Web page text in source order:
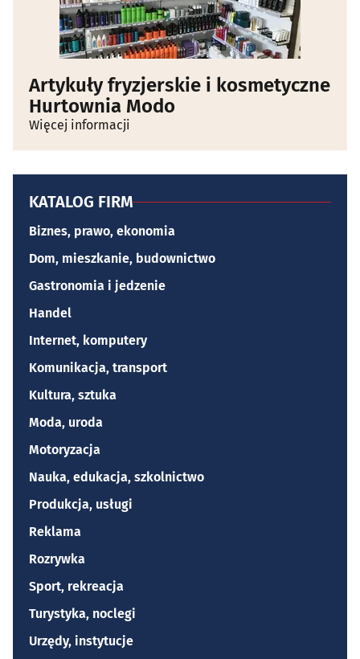
Artykuły fryzjerskie i kosmetyczne
Hurtownia Modo
Więcej informacji
KATALOG FIRM
Biznes, prawo, ekonomia
Dom, mieszkanie, budownictwo
Gastronomia i jedzenie
Handel
Internet, komputery
Komunikacja, transport
Kultura, sztuka
Moda, uroda
Motoryzacja
Nauka, edukacja, szkolnictwo
Produkcja, usługi
Reklama
Rozrywka
Sport, rekreacja
Turystyka, noclegi
Urzędy, instytucje